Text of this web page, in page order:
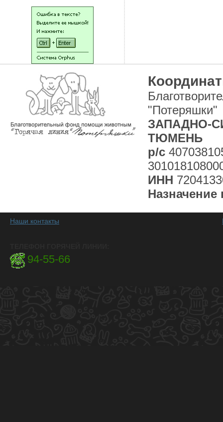
"Потеряшки"
ЗАПАДНО-
ТЮМЕНЬ
р/с
ИНН
Назначение
Наши контакты
94-55-66